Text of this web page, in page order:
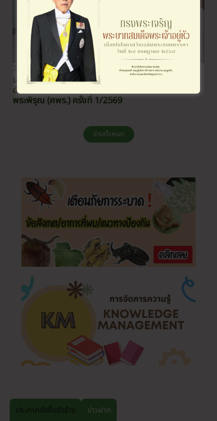
7 สิงหาคม 2026
เกษตรจังหวัดสมุทรปราการ ร่วมรับฟังการประชุมศูนย์
อำนวยการร่วมพิทักษ์ความมั่นคงทางเกษตรและอาหาร
พระพิรุณ (ศพร.) ครั้งที่ 1/2569
อ่านทั้งหมด
ประกาศจัดซื้อจัดจ้าง ข่าวฝาก